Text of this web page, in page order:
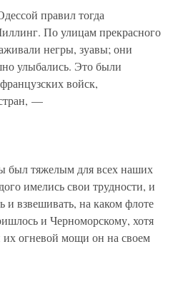
правил тогда
По улицам прекрасного
негры, зуавы; они
улыбались. Это были
войск,
—
был тяжелым для всех наших
имелись свои трудности, и
и взвешивать, на каком флоте
и Черноморскому, хотя
их огневой мощи он на своем